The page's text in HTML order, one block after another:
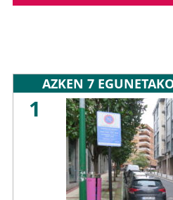
AZKEN 7
1